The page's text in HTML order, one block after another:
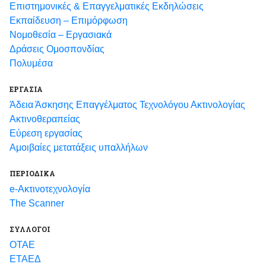
Eπιστημονικές & Επαγγελματικές Eκδηλώσεις
Εκπαίδευση – Επιμόρφωση
Νομοθεσία – Εργασιακά
Δράσεις Ομοσπονδίας
Πολυμέσα
ΕΡΓΑΣΙΑ
Άδεια Άσκησης Επαγγέλματος Τεχνολόγου Ακτινολογίας
Ακτινοθεραπείας
Εύρεση εργασίας
Αμοιβαίες μετατάξεις υπαλλήλων
ΠΕΡΙΟΔΙΚΑ
e-Ακτινοτεχνολογία
The Scanner
ΣΥΛΛΟΓΟΙ
ΟΤΑΕ
ΕΤΑΕΔ